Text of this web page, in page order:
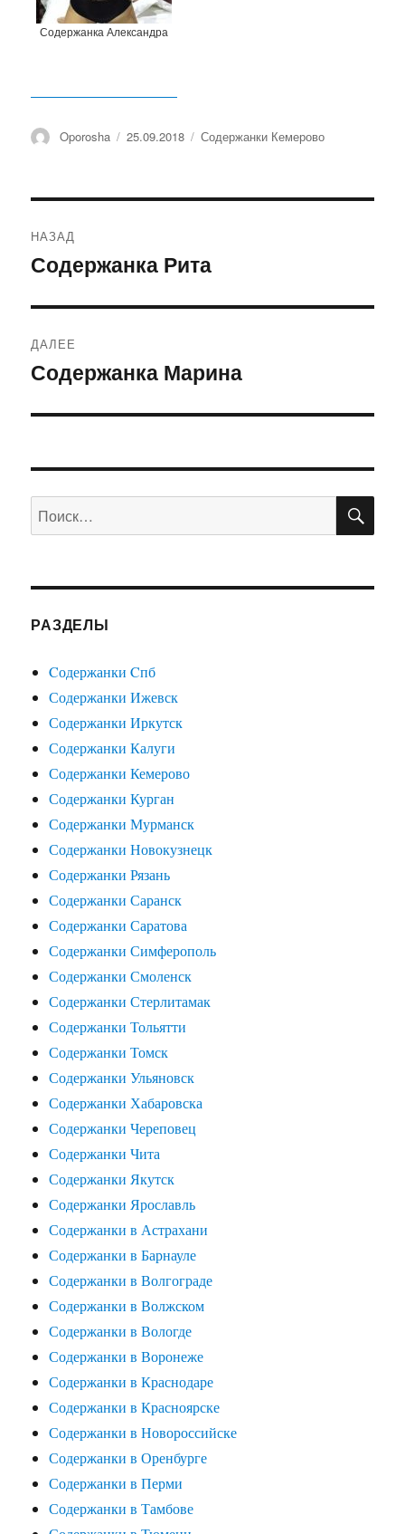
Содержанка Александра
Автор
Oporosha Опубликовано
25.09.2018 Рубрики
Содержанки Кемерово
по
НАЗАД
Предыдущая
Содержанка Рита
ДАЛЕЕ
Следующая
Содержанка Марина
Искать:
РАЗДЕЛЫ
Cодержанки Cпб
Содержанки Ижевск
Содержанки Иркутск
Содержанки Калуги
Содержанки Кемерово
Содержанки Курган
Содержанки Мурманск
Содержанки Новокузнецк
Содержанки Рязань
Содержанки Саранск
Содержанки Саратова
Содержанки Симферополь
Содержанки Смоленск
Содержанки Стерлитамак
Содержанки Тольятти
Содержанки Томск
Содержанки Ульяновск
Содержанки Хабаровска
Содержанки Череповец
Содержанки Чита
Содержанки Якутск
Содержанки Ярославль
Содержанки в Астрахани
Содержанки в Барнауле
Содержанки в Волгограде
Содержанки в Волжском
Содержанки в Вологде
Содержанки в Воронеже
Содержанки в Краснодаре
Содержанки в Красноярске
Содержанки в Новороссийске
Содержанки в Оренбурге
Содержанки в Перми
Содержанки в Тамбове